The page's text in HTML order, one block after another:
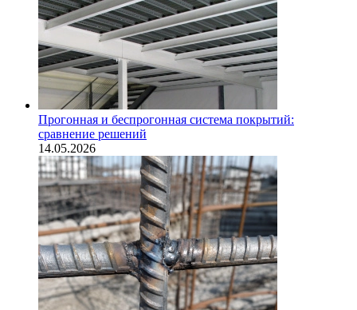
Прогонная и беспрогонная система покрытий:
сравнение решений
14.05.2026